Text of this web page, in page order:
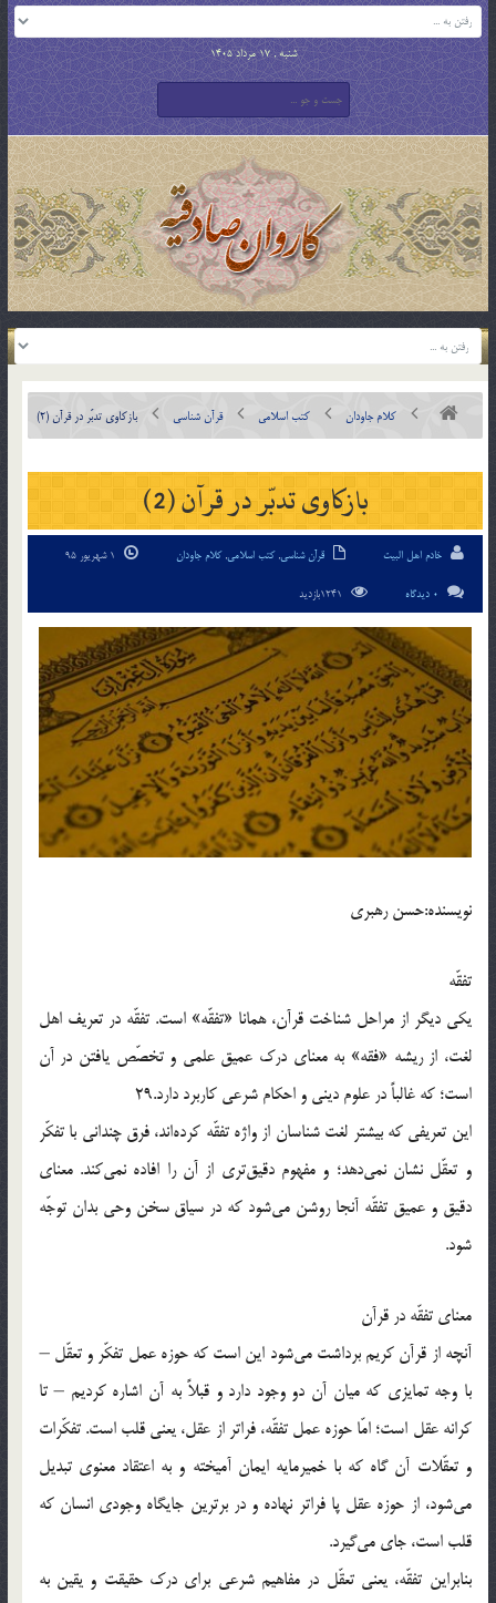
شنبه , 17 مرداد 1405
کلام جاودان کتب اسلامی قرآن شناسی بازكاوى تدبّر در قرآن (2)
بازكاوى تدبّر در قرآن (2)
خادم اهل البیت قرآن شناسی,کتب اسلامی,کلام جاودان
0 دیدگاه
نويسنده:حسن رهبري
تفقّه
يكى ديگر از مراحل شناخت قرآن، همانا «تفقّه» است. تفقّه در تعريف اهل
لغت، از ريشه «فقه» به معناى درك عميق علمى و تخصّص يافتن در آن
است؛ كه غالباً در علوم دينى و احكام شرعى كاربرد دارد.29
اين تعريفى كه بيشتر لغت شناسان از واژه تفقّه كرده‌اند، فرق چندانى با تفكّر
و تعقّل نشان نمى‌دهد؛ و مفهوم دقيق‌ترى از آن را افاده نمى‌كند. معناى
دقيق و عميق تفقّه آنجا روشن مى‌شود كه در سياق سخن وحى بدان توجّه
شود.
معناى تفقّه در قرآن
آنچه از قرآن كريم برداشت مى‌شود اين است كه حوزه عمل تفكّر و تعقّل –
با وجه تمايزى كه ميان آن دو وجود دارد و قبلاً به آن اشاره كرديم – تا
كرانه عقل است؛ امّا حوزه عمل تفقّه، فراتر از عقل، يعنى قلب است. تفكّرات
و تعقّلات آن گاه كه با خميرمايه ايمان آميخته و به اعتقاد معنوى تبديل
مى‌شود، از حوزه عقل پا فراتر نهاده و در برترين جايگاه وجودى انسان كه
قلب است، جاى مى‌گيرد.
بنابراين تفقّه، يعنى تعقّل در مفاهيم شرعى براى درك حقيقت و يقين به